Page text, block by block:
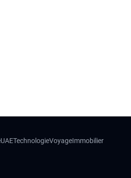
UAETechnologieVoyageImmobilier